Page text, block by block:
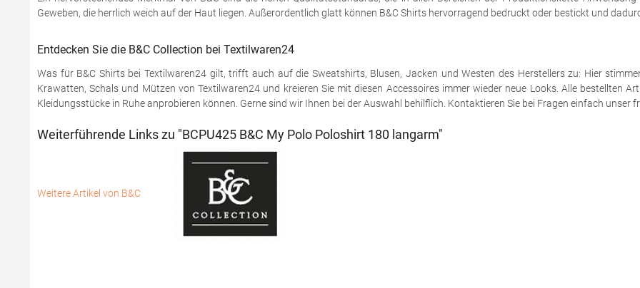
Geweben, die herrlich weich auf der Haut liegen. Außerordentlich glatt können B&C Shirts hervorragend bedruckt oder bestickt und
Entdecken Sie die B&C Collection bei Textilwaren24
Was für B&C Shirts bei Textilwaren24 gilt, trifft auch auf die Sweatshirts, Blusen, Jacken und Westen des Herstellers zu: Hier
Krawatten, Schals und Mützen von Textilwaren24 und kreieren Sie mit diesen Accessoires immer wieder neue Looks. Alle bestellten
Kleidungsstücke in Ruhe anprobieren können. Gerne sind wir Ihnen bei der Auswahl behilflich. Kontaktieren Sie bei Fragen einfach unser
Weiterführende Links zu "BCPU425 B&C My Polo Poloshirt 180 langarm"
Weitere Artikel von B&C